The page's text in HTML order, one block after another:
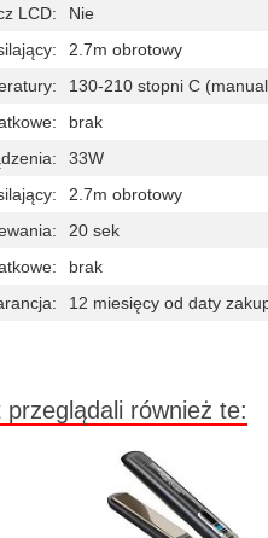
LCD:
Nie
2.7m obrotowy
130-210 stopni C
brak
33W
2.7m obrotowy
20 sek
brak
12 miesięcy od daty
również te: